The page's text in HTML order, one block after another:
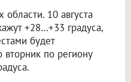
10 августа
+28…+33 градуса,
будет
по региону